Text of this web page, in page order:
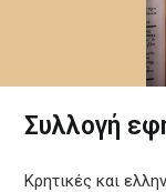
Συλλογή
Κρητικές και